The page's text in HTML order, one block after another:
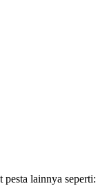
lainnya seperti: